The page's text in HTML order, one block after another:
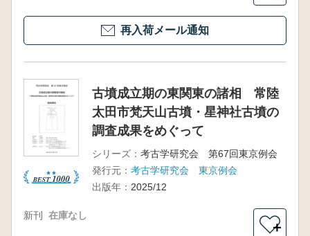
再入荷メール通知
古墳成立期の東関東の諸相 常陸
太田市梵天山古墳・星神社古墳の
調査成果をめぐって
シリーズ： 考古学研究会 第67回東京例会
発行元： 考古学研究会 東京例会
出版年： 2025/12
新刊 在庫なし
＋